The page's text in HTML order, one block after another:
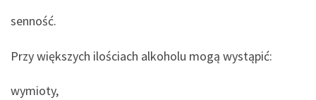
senność.
Przy większych ilościach alkoholu mogą wystąpić:
wymioty,